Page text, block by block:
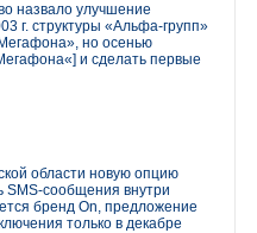
назвало улучшение
г. структуры «Альфа-групп»
но осенью
и сделать первые
области новую опцию
сообщения внутри
бренд On, предложение
только в декабре